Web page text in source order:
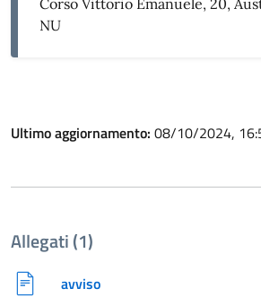
NU
Ultimo aggiornamento: 08/10/2024,
Allegati (1)
avviso